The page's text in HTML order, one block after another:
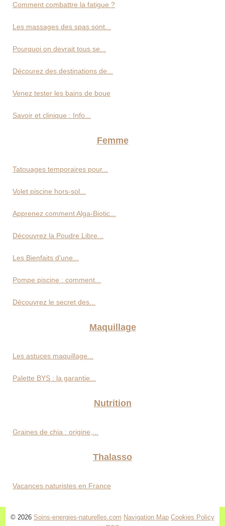
Comment combattre la fatigue ?
Les massages des spas sont...
Pourquoi on devrait tous se...
Décourez des destinations de...
Venez tester les bains de boue
Savoir et clinique : Info...
Femme
Tatouages temporaires pour...
Volet piscine hors-sol...
Apprenez comment Alga-Biotic...
Découvrez la Poudre Libre...
Les Bienfaits d'une...
Pompe piscine : comment...
Découvrez le secret des...
Maquillage
Les astuces maquillage...
Palette BYS : la garantie...
Nutrition
Graines de chia : origine,...
Thalasso
Vacances naturistes en France
© 2026 Soins-energies-naturelles.com Navigation Map Cookies Policy